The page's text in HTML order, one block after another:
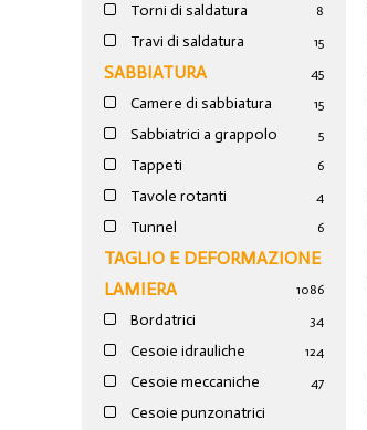
Torni di saldatura 8
Travi di saldatura 15
SABBIATURA 45
Camere di sabbiatura 15
Sabbiatrici a grappolo 5
Tappeti 6
Tavole rotanti 4
Tunnel 6
TAGLIO E DEFORMAZIONE
LAMIERA
1086
Bordatrici 34
Cesoie idrauliche 124
Cesoie meccaniche 47
Cesoie punzonatrici